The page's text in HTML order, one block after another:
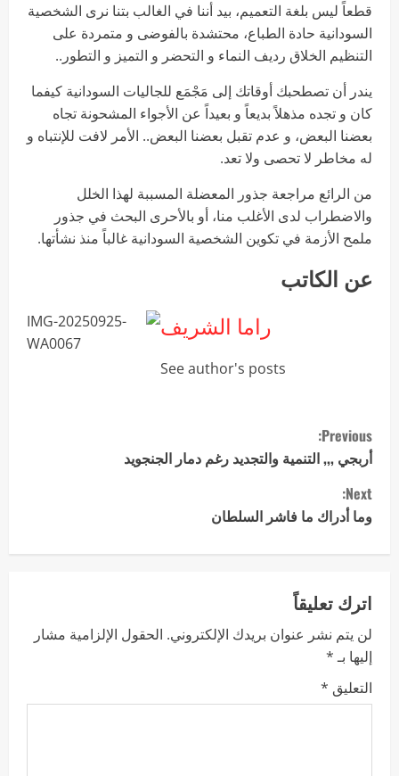
قطعاً ليس بلغة التعميم، بيد أننا في الغالب بتنا نرى الشخصية
السودانية حادة الطباع، محتشدة بالفوضى و متمردة على
التنظيم الخلاق رديف النماء و التحضر و التميز و التطور..
يندر أن تصطحبك أوقاتك إلى مَجْمَع للجاليات السودانية كيفما
كان و تجده مذهلاً بديعاً و بعيداً عن الأجواء المشحونة تجاه
بعضنا البعض، و عدم تقبل بعضنا البعض.. الأمر لافت للإنتباه و
له مخاطر لا تحصى ولا تعد.
من الرائع مراجعة جذور المعضلة المسببة لهذا الخلل
والاضطراب لدى الأغلب منا، أو بالأحرى البحث في جذور
ملمح الأزمة في تكوين الشخصية السودانية غالباً منذ نشأتها.
عن الكاتب
راما الشريف
See author's posts
Previous:
أربجي ,,, التنمية والتجديد رغم دمار الجنجويد
Next:
وما أدراك ما فاشر السلطان
اترك تعليقاً
لن يتم نشر عنوان بريدك الإلكتروني. الحقول الإلزامية مشار
إليها بـ*
التعليق *